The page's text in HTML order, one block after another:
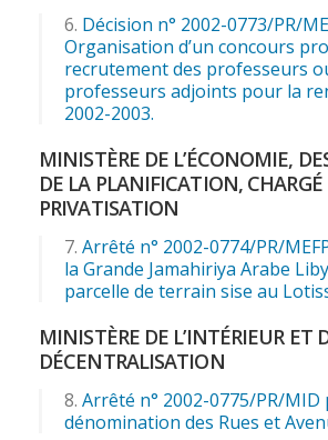
Décision n° 2002-0773/PR/
Organisation d’un concours
recrutement des professeurs
professeurs adjoints pour la
2002-2003.
MINISTÈRE DE L’ÉCONOMIE,
DE LA PLANIFICATION, CHARGÉ
PRIVATISATION
Arrêté n° 2002-0774/PR/
la Grande Jamahiriya Arabe
parcelle de terrain sise au
MINISTÈRE DE L’INTÉRIEUR ET
DÉCENTRALISATION
Arrêté n° 2002-0775/PR/
dénomination des Rues et